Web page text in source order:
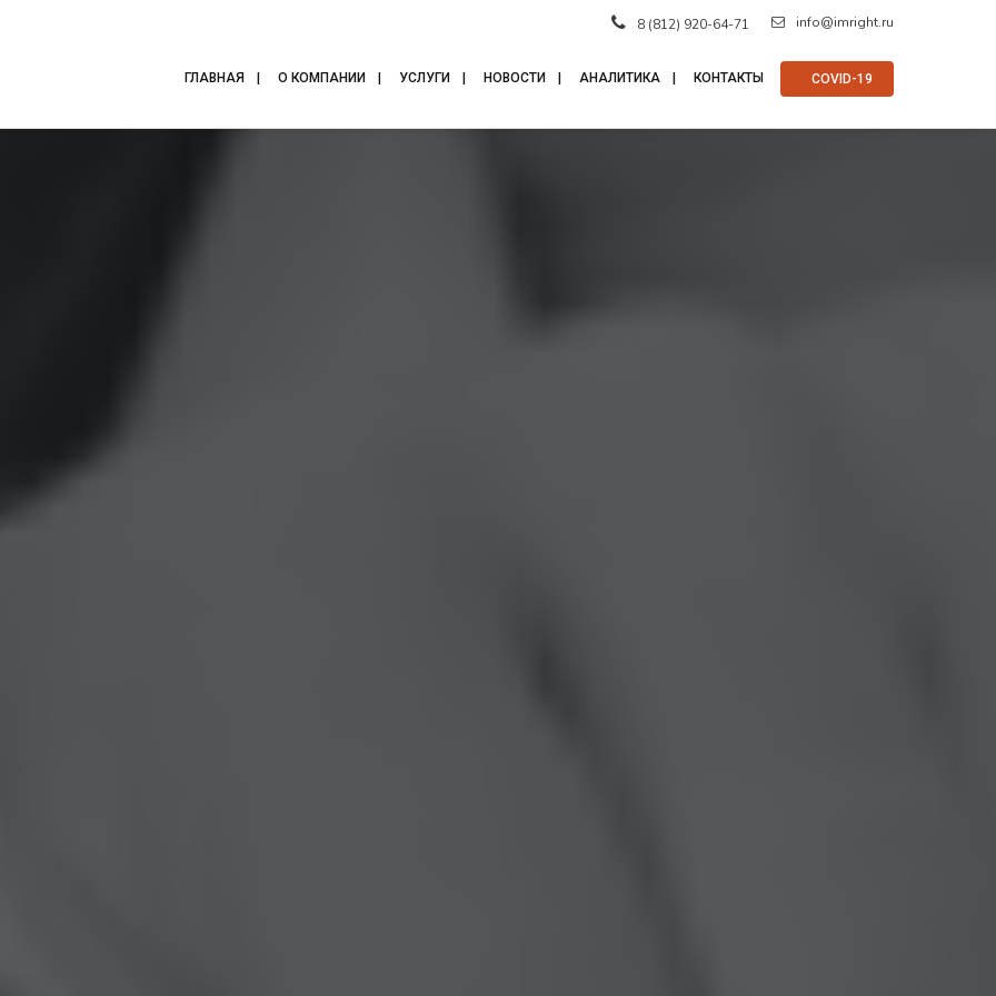
info@imright.ru
8 (812) 920-64-71
ГЛАВНАЯ О КОМПАНИИ УСЛУГИ НОВОСТИ АНАЛИТИКА КОНТАКТЫ ⠀COVID-19